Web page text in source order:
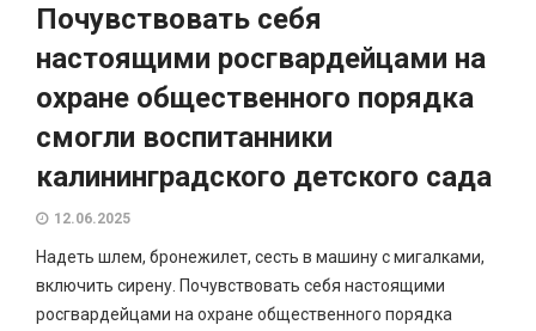
Почувствовать себя
настоящими росгвардейцами на
охране общественного порядка
смогли воспитанники
калининградского детского сада
12.06.2025
Надеть шлем, бронежилет, сесть в машину с мигалками,
включить сирену. Почувствовать себя настоящими
росгвардейцами на охране общественного порядка